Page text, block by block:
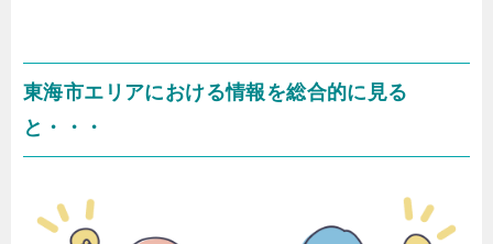
東海市エリアにおける情報を総合的に見る
と・・・